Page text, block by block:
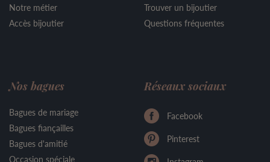
Notre métier
Accès bijoutier
Trouver un bijoutier
Questions fréquentes
Nos bagues
Bagues de mariage
Bagues fiançailles
Bagues d'amitié
Occasion spéciale
Réseaux sociaux
Facebook
Pinterest